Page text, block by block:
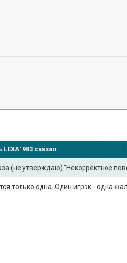
LEXA1983 сказал:
(не утверждаю) "Некорректное
только одна. Один игрок - одна